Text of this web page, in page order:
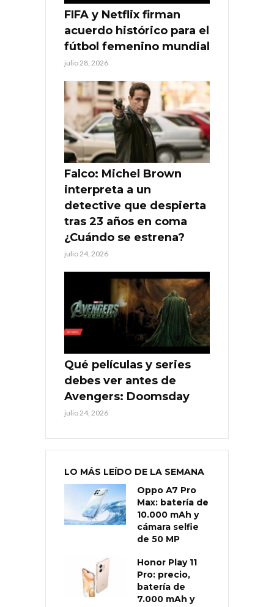
FIFA y Netflix firman
acuerdo histórico para el
fútbol femenino mundial
julio 28, 2026
Falco: Michel Brown
interpreta a un
detective que despierta
tras 23 años en coma
¿Cuándo se estrena?
julio 24, 2026
Qué películas y series
debes ver antes de
Avengers: Doomsday
julio 24, 2026
LO MÁS LEÍDO DE LA SEMANA
Oppo A7 Pro
Max: batería de
10.000 mAh y
cámara selfie
de 50 MP
Honor Play 11
Pro: precio,
batería de
7.000 mAh y